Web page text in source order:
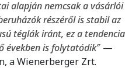
alapján nemcsak a vásárlói
részéről is stabil az
téglák iránt, ez a tendencia
években is folytatódik″ —
a Wienerberger Zrt.